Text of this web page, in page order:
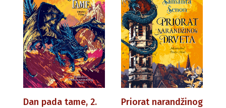
Dan pada tame, 2.
Priorat narandžinog